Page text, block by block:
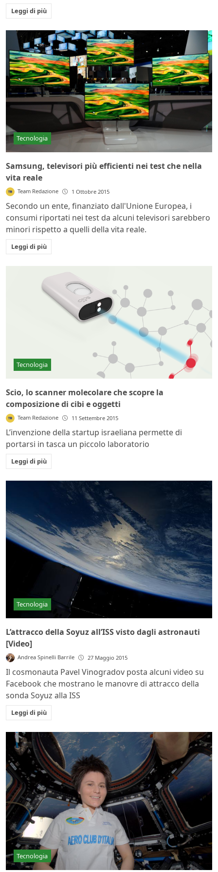
Leggi di più
Tecnologia
Samsung, televisori più efficienti nei test che nella
vita reale
Team Redazione 1 Ottobre 2015
Secondo un ente, finanziato dall'Unione Europea, i
consumi riportati nei test da alcuni televisori sarebbero
minori rispetto a quelli della vita reale.
Leggi di più
Tecnologia
Scio, lo scanner molecolare che scopre la
composizione di cibi e oggetti
Team Redazione 11 Settembre 2015
L’invenzione della startup israeliana permette di
portarsi in tasca un piccolo laboratorio
Leggi di più
Tecnologia
L’attracco della Soyuz all’ISS visto dagli astronauti
[Video]
Andrea Spinelli Barrile 27 Maggio 2015
Il cosmonauta Pavel Vinogradov posta alcuni video su
Facebook che mostrano le manovre di attracco della
sonda Soyuz alla ISS
Leggi di più
Tecnologia